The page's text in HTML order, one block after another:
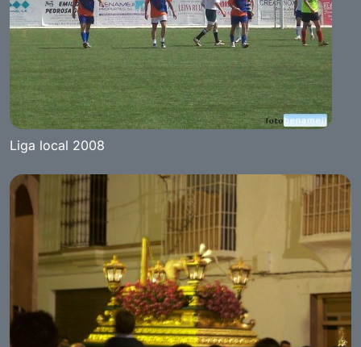
Liga local 2008